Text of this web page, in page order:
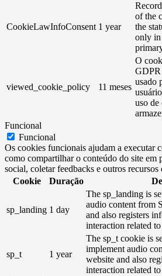
CookieLawInfoConsent 1 year
of the
the
only
viewed_cookie_policy 11 meses
O
GDPR
usado
uso de
Funcional
Funcional
Os cookies funcionais ajudam a executar
como compartilhar o conteúdo do site em
social, coletar feedbacks e outros recursos
Cookie
Duração
sp_landing 1 day
The sp_landing is
audio content from
and also registers
interaction related
sp_t 1 year
The sp_t cookie is
implement audio
website and also
interaction related